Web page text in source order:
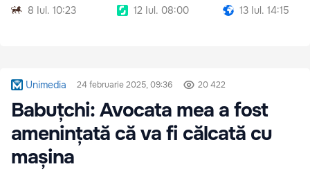
8 Iul. 10:23
12 Iul. 08:00
13 Iul. 14:15
Unimedia 24 februarie 2025, 09:36 20 422
Babuțchi: Avocata mea a fost
amenințată că va fi călcată cu
mașina